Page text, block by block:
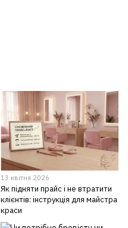
13 квітня 2026
Як підняти прайс і не втратити
клієнтів: інструкція для майстра
краси